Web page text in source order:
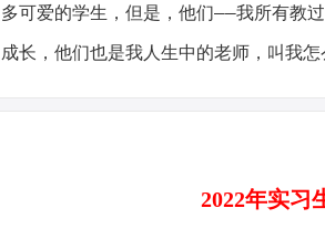
多可爱的学生，但是，他们——我所有教
成长，他们也是我人生中的老师，叫我
2022年实习